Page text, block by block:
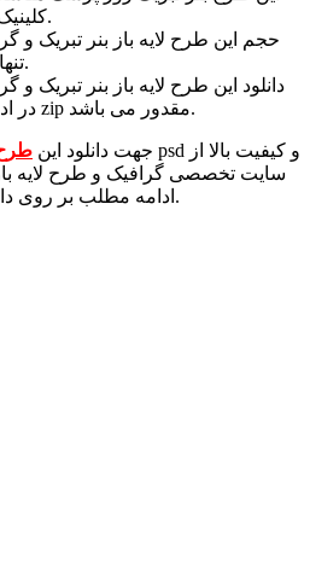
کلینیک ها طراحی شده است.
حجم این طرح لایه باز بنر تبریک
تنها ۹۵ مگا بایت می باشد.
دانلود این طرح لایه باز بنر تبریک
در ادامه مطلب در یک فایل zip مقدور می باشد.
جهت دانلود این طرح
سایت تخصصی گرافیک و طرح لایه
ادامه مطلب بر روی دانلود: لینک مستقیم کلیک کنید.